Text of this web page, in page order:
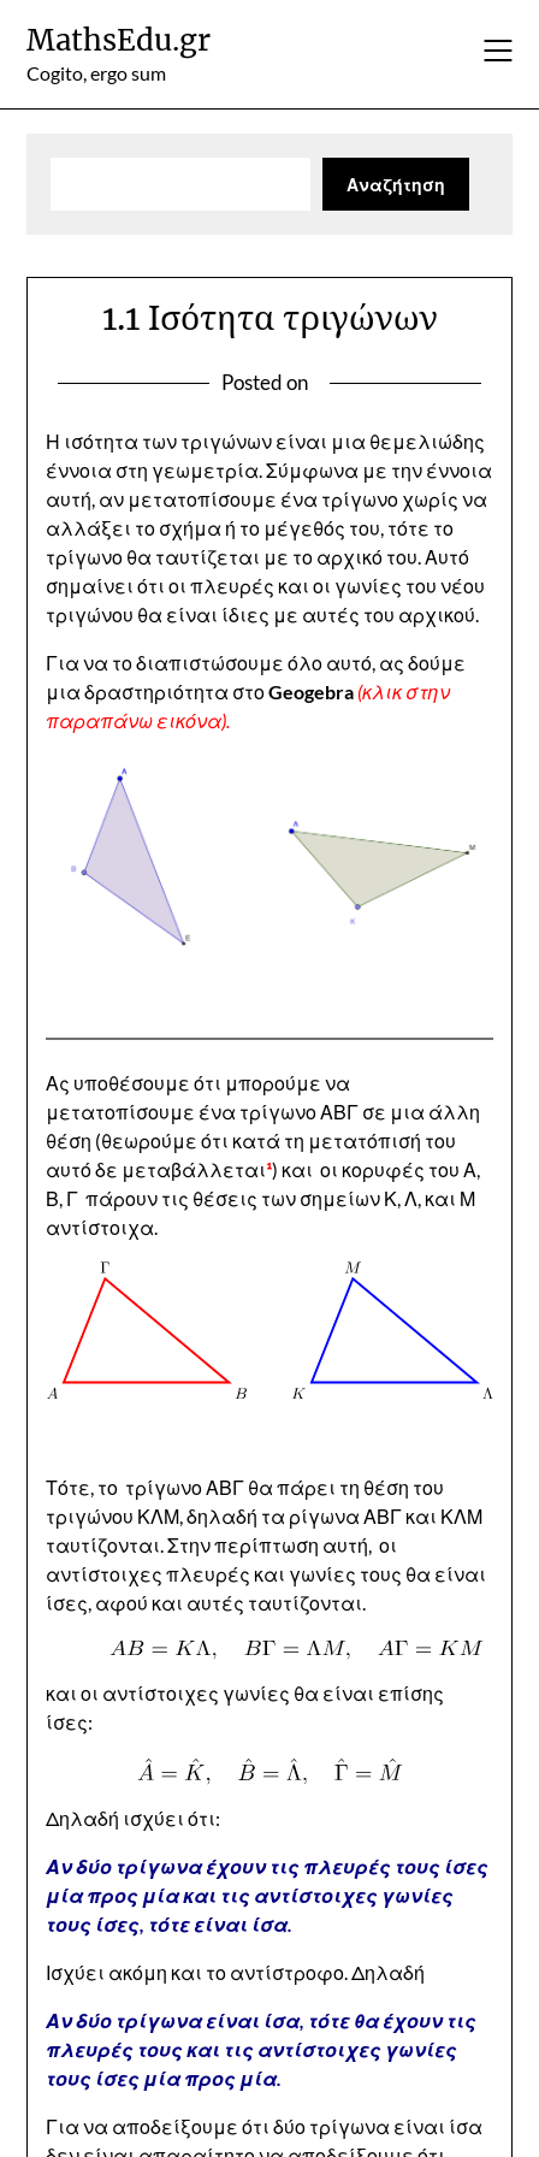
content
MathsEdu.gr
Cogito, ergo sum
Αναζήτηση
1.1 Ισότητα τριγώνων
Posted on
Η ισότητα των τριγώνων είναι μια θεμελιώδης
έννοια στη γεωμετρία. Σύμφωνα με την έννοια
αυτή, αν μετατοπίσουμε ένα τρίγωνο χωρίς να
αλλάξει το σχήμα ή το μέγεθός του, τότε το
τρίγωνο θα ταυτίζεται με το αρχικό του. Αυτό
σημαίνει ότι οι πλευρές και οι γωνίες του νέου
τριγώνου θα είναι ίδιες με αυτές του αρχικού.
Για να το διαπιστώσουμε όλο αυτό, ας δούμε
μια δραστηριότητα στοGeogebra (κλικ στην
παραπάνω εικόνα).
Ας υποθέσουμε ότι μπορούμε να
μετατοπίσουμε ένα τρίγωνο ΑΒΓ σε μια άλλη
θέση (θεωρούμε ότι κατά τη μετατόπισή του
αυτό δε μεταβάλλεται¹) και οι κορυφές του Α,
Β, Γ πάρουν τις θέσεις των σημείων Κ, Λ, και Μ
αντίστοιχα.
Τότε, το τρίγωνο ΑΒΓ θα πάρει τη θέση του
τριγώνου ΚΛΜ, δηλαδή τα ρίγωνα ΑΒΓ και ΚΛΜ
ταυτίζονται. Στην περίπτωση αυτή, οι
αντίστοιχες πλευρές και γωνίες τους θα είναι
ίσες, αφού και αυτές ταυτίζονται.
και οι αντίστοιχες γωνίες θα είναι επίσης
ίσες:
Δηλαδή ισχύει ότι:
Αν δύο τρίγωνα έχουν τις πλευρές τους ίσες
μία προς μία και τις αντίστοιχες γωνίες
τους ίσες, τότε είναι ίσα.
Ισχύει ακόμη και το αντίστροφο. Δηλαδή
Αν δύο τρίγωνα είναι ίσα, τότε θα έχουν τις
πλευρές τους και τις αντίστοιχες γωνίες
τους ίσες μία προς μία.
Για να αποδείξουμε ότι δύο τρίγωνα είναι ίσα